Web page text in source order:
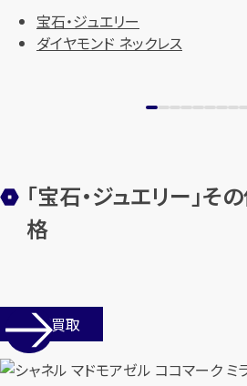
最短1分！今すぐ査定金
宝石・ジュエリー
ダイヤモンド ネックレス
「宝石・ジュエリー」
格
店舗買取